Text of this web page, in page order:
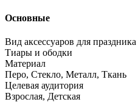
Основные
Вид аксессуаров для праздника
Тиары и ободки
Материал
Перо, Стекло, Металл, Ткань
Целевая аудитория
Взрослая, Детская